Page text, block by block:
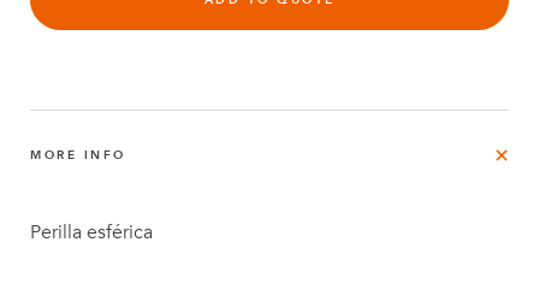
MORE INFO
Perilla esférica